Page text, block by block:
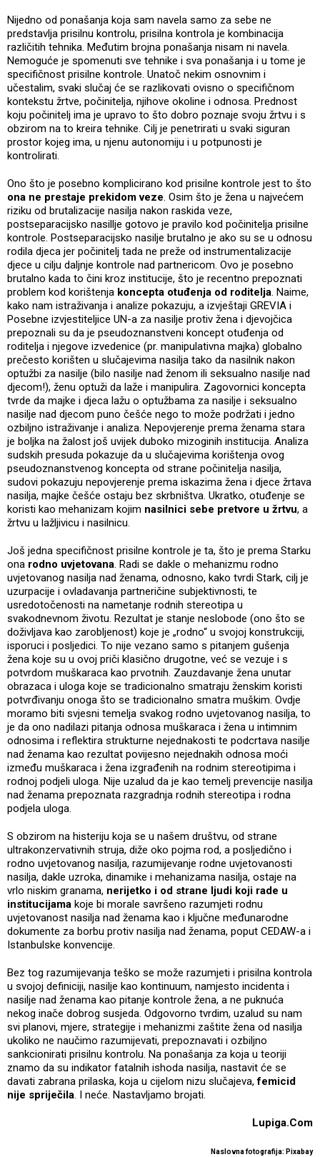
Nijedno od ponašanja koja sam navela samo za sebe ne
predstavlja prisilnu kontrolu, prisilna kontrola je kombinacija
različitih tehnika. Međutim brojna ponašanja nisam ni navela.
Nemoguće je spomenuti sve tehnike i sva ponašanja i u tome je
specifičnost prisilne kontrole. Unatoč nekim osnovnim i
učestalim, svaki slučaj će se razlikovati ovisno o specifičnom
kontekstu žrtve, počinitelja, njihove okoline i odnosa. Prednost
koju počinitelj ima je upravo to što dobro poznaje svoju žrtvu i s
obzirom na to kreira tehnike. Cilj je penetrirati u svaki siguran
prostor kojeg ima, u njenu autonomiju i u potpunosti je
kontrolirati.
Ono što je posebno komplicirano kod prisilne kontrole jest to što
ona ne prestaje prekidom veze. Osim što je žena u najvećem
riziku od brutalizacije nasilja nakon raskida veze,
postseparacijsko nasillje gotovo je pravilo kod počinitelja prisilne
kontrole. Postseparacijsko nasilje brutalno je ako su se u odnosu
rodila djeca jer počinitelj tada ne preže od instrumentalizacije
djece u cilju daljnje kontrole nad partnericom. Ovo je posebno
brutalno kada to čini kroz institucije, što je recentno prepoznati
problem kod korištenja koncepta otuđenja od roditelja. Naime,
kako nam istraživanja i analize pokazuju, a izvještaji GREVIA i
Posebne izvjestiteljice UN-a za nasilje protiv žena i djevojčica
prepoznali su da je pseudoznanstveni koncept otuđenja od
roditelja i njegove izvedenice (pr. manipulativna majka) globalno
prečesto korišten u slučajevima nasilja tako da nasilnik nakon
optužbi za nasilje (bilo nasilje nad ženom ili seksualno nasilje nad
djecom!), ženu optuži da laže i manipulira. Zagovornici koncepta
tvrde da majke i djeca lažu o optužbama za nasilje i seksualno
nasilje nad djecom puno češće nego to može podržati i jedno
ozbiljno istraživanje i analiza. Nepovjerenje prema ženama stara
je boljka na žalost još uvijek duboko mizoginih institucija. Analiza
sudskih presuda pokazuje da u slučajevima korištenja ovog
pseudoznanstvenog koncepta od strane počinitelja nasilja,
sudovi pokazuju nepovjerenje prema iskazima žena i djece žrtava
nasilja, majke češće ostaju bez skrbništva. Ukratko, otuđenje se
koristi kao mehanizam kojim nasilnici sebe pretvore u žrtvu, a
žrtvu u lažljivicu i nasilnicu.
Još jedna specifičnost prisilne kontrole je ta, što je prema Starku
ona rodno uvjetovana. Radi se dakle o mehanizmu rodno
uvjetovanog nasilja nad ženama, odnosno, kako tvrdi Stark, cilj je
uzurpacije i ovladavanja partneričine subjektivnosti, te
usredotočenosti na nametanje rodnih stereotipa u
svakodnevnom životu. Rezultat je stanje neslobode (ono što se
doživljava kao zarobljenost) koje je „rodno“ u svojoj konstrukciji,
isporuci i posljedici. To nije vezano samo s pitanjem gušenja
žena koje su u ovoj priči klasično drugotne, već se vezuje i s
potvrdom muškaraca kao prvotnih. Zauzdavanje žena unutar
obrazaca i uloga koje se tradicionalno smatraju ženskim koristi
potvrđivanju onoga što se tradicionalno smatra muškim. Ovdje
moramo biti svjesni temelja svakog rodno uvjetovanog nasilja, to
je da ono nadilazi pitanja odnosa muškaraca i žena u intimnim
odnosima i reflektira strukturne nejednakosti te podcrtava nasilje
nad ženama kao rezultat povijesno nejednakih odnosa moći
između muškaraca i žena izgrađenih na rodnim stereotipima i
rodnoj podjeli uloga. Nije uzalud da je kao temelj prevencije nasilja
nad ženama prepoznata razgradnja rodnih stereotipa i rodna
podjela uloga.
S obzirom na histeriju koja se u našem društvu, od strane
ultrakonzervativnih struja, diže oko pojma rod, a posljedično i
rodno uvjetovanog nasilja, razumijevanje rodne uvjetovanosti
nasilja, dakle uzroka, dinamike i mehanizama nasilja, ostaje na
vrlo niskim granama, nerijetko i od strane ljudi koji rade u
institucijama koje bi morale savršeno razumjeti rodnu
uvjetovanost nasilja nad ženama kao i ključne međunarodne
dokumente za borbu protiv nasilja nad ženama, poput CEDAW-a i
Istanbulske konvencije.
Bez tog razumijevanja teško se može razumjeti i prisilna kontrola
u svojoj definiciji, nasilje kao kontinuum, namjesto incidenta i
nasilje nad ženama kao pitanje kontrole žena, a ne puknuća
nekog inače dobrog susjeda. Odgovorno tvrdim, uzalud su nam
svi planovi, mjere, strategije i mehanizmi zaštite žena od nasilja
ukoliko ne naučimo razumijevati, prepoznavati i ozbiljno
sankcionirati prisilnu kontrolu. Na ponašanja za koja u teoriji
znamo da su indikator fatalnih ishoda nasilja, nastavit će se
davati zabrana prilaska, koja u cijelom nizu slučajeva,femicid
nije spriječila. I neće. Nastavljamo brojati.
Lupiga.Com
Naslovna fotografija: Pixabay